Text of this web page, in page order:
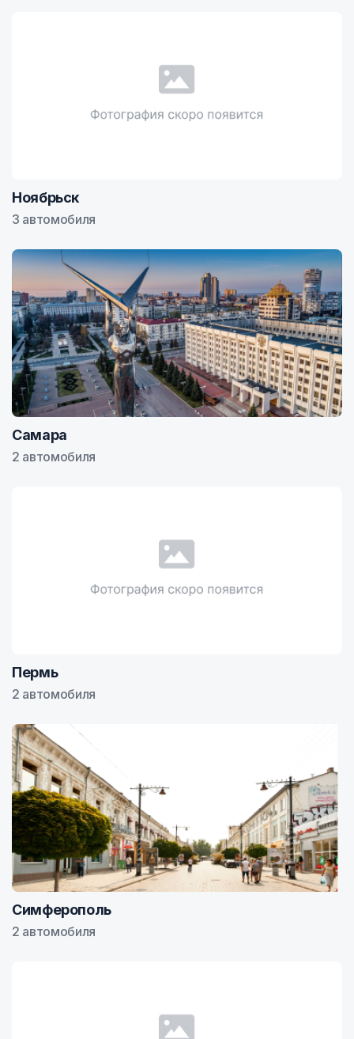
Ноябрьск
3 автомобиля
Самара
2 автомобиля
Пермь
2 автомобиля
Симферополь
2 автомобиля